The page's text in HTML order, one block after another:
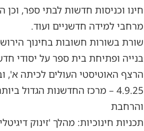
חינו וכניסות חדשות לבתי ספר,
מרחבי למידה חדשניים ועוד.
והרחבת